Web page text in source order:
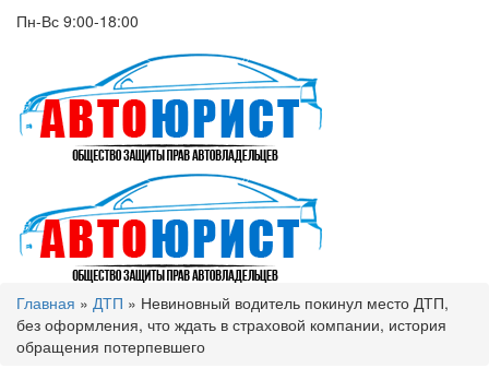
Пн-Вс 9:00-18:00
Главная » ДТП » Невиновный водитель покинул место ДТП,
без оформления, что ждать в страховой компании, история
обращения потерпевшего